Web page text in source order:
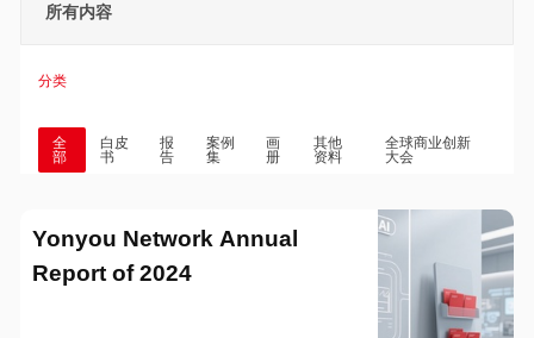
所有内容
分类
全
部
白皮
书
报
告
案例
集
画
册
其他
资料
全球商业创新
大会
Yonyou Network Annual
Report of 2024